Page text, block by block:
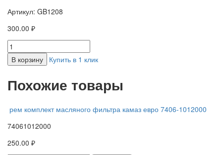
Артикул: GB1208
300.00 ₽
В корзину Купить в 1 клик
Похожие товары
рем комплект масляного фильтра камаз евро 7406-1012000
74061012000
250.00 ₽